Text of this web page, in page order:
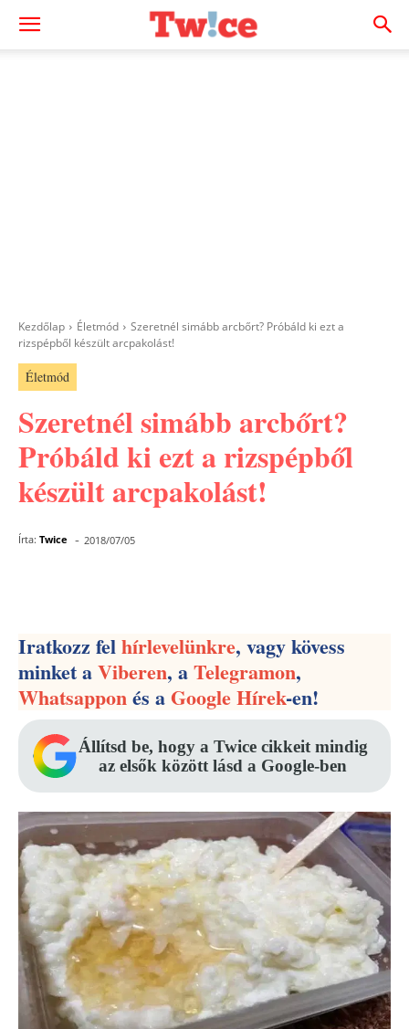
Kezdőlap Életmód
Szeretnél simább arcbőrt? Próbáld ki ezt a
rizspépből készült arcpakolást!
Életmód
Szeretnél simább arcbőrt?
Próbáld ki ezt a rizspépből
készült arcpakolást!
Írta: Twice - 2018/07/05
Iratkozz felhírlevelünkre, vagy kövess
minket aViberen, aTelegramon,
Whatsapponés aGoogle Hírek-en!
Állítsd be, hogy a Twice cikkeit mindig
az elsők között lásd a Google-ben